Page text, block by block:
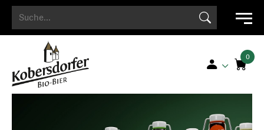
for:
Search Button